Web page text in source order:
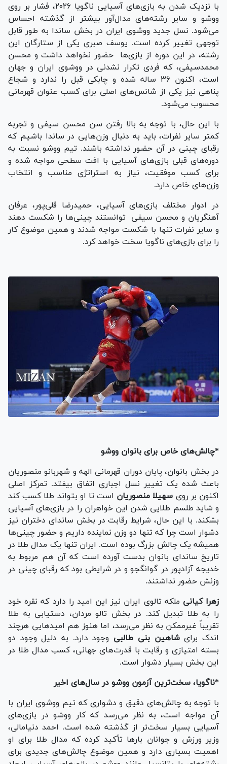
با نزدیک شدن به بازی‌های آسیایی ناگویا ۲۰۲۶، فشار بر روی
ووشو و سایر رشته‌های مدال‌آور بیشتر از گذشته احساس
می‌شود. نسل جدید ووشوی ایران در بخش ساندا به طور قابل
توجهی تغییر کرده است. یوسف صبری یکی از ستارگان این
رشته، در این دوره از بازی‌ها حضور نخواهد داشت و محسن
محمدسیفی، که فردی تکرار نشدنی در ووشوی ایران و جهان
است، اکنون ۳۶ ساله شده و چابکی قبل را ندارد و شجاع
پناهی نیز یکی از شانس‌های اصلی برای کسب عنوان قهرمانی
محسوب می‌شود.
با این حال، با توجه به بالا رفتن سن محسن سیفی و تجربه
کمتر سایر نفرات، باید به دنبال وزن‌هایی در ساندا باشیم که
رقبای چینی در آن حضور نداشته باشند. تیم ووشو نسبت به
دوره‌های قبلی بازی‌های آسیایی با افت سطحی مواجه شده و
برای کسب موفقیت، نیاز به استراتژی مناسب و انتخاب
وزن‌های خاص دارد.
در ادوار مختلف بازی‌های آسیایی، حمیدرضا قلی‌پور، عرفان
آهنگریان و محسن سیفی توانستند چینی‌ها را شکست دهند
و سایر نفرات تنها با شکست مواجه شدند و همین موضوع کار
را برای بازی‌های ناگویا سخت خواهد کرد.
*چالش‌های خاص برای بانوان ووشو
در بخش بانوان، پایان دوران قهرمانی الهه و شهربانو منصوریان
باعث شده یک تغییر نسل اجباری اتفاق بیفتد. تمرکز اصلی
اکنون بر روی سهیلا منصوریان است تا او بتواند طلا کسب کند
و شاید طلسم طلایی شدن این خواهران را در بازی‌های آسیایی
بشکند. با این حال، شرایط رقابت در بخش ساندای دختران نیز
دشوار است چرا که تنها دو وزن نماینده داریم و حضور چینی‌ها
همیشه یک چالش بزرگ بوده است. ایران تنها یک مدال طلا در
تاریخ ساندای بانوان بدست آورده است که آن هم مربوط به
خدیجه آزادپور در گوانگجو و در شرایطی بود که رقبای چینی در
وزنش حضور نداشتند.
زهرا کیانی ملکه تالوی ایران نیز این امید را دارد که نقره خود
را به طلا تبدیل کند. در بخش تالو مردان، دستیابی به طلا
تقریباً غیرممکن به نظر می‌رسد، اما هنوز هم امید‌هایی هرچند
اندک برایشاهین بنی طالبی وجود دارد. به دلیل وجود دو
بسته امتیازی و رقابت با قدرت‌های جهانی، کسب مدال طلا در
این بخش بسیار دشوار است.
*ناگویا، سخت‌ترین آزمون ووشو در سال‌های اخیر
با توجه به چالش‌های دقیق و دشواری که تیم ووشوی ایران با
آن مواجه است، به نظر می‌رسد که کار ووشو در بازی‌های
آسیایی بسیار سخت‌تر از گذشته شده است. احمد دنیامالی،
وزیر ورزش و جوانان بار‌ها تأکید کرده که مدال طلا برای او
اهمیت بسیاری دارد و همین موضوع چالش‌های جدیدی برای